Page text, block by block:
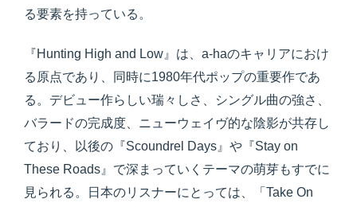
る要素を持っている。
『Hunting High and Low』は、a-haのキャリアにおけ
る原点であり、同時に1980年代ポップの重要作であ
る。デビュー作らしい瑞々しさ、シングル曲の強さ、
バラードの完成度、ニューウェイヴ的な陰影が共存し
ており、以後の『Scoundrel Days』や『Stay on
These Roads』で深まっていくテーマの萌芽もすでに
見られる。日本のリスナーにとっては、「Take On